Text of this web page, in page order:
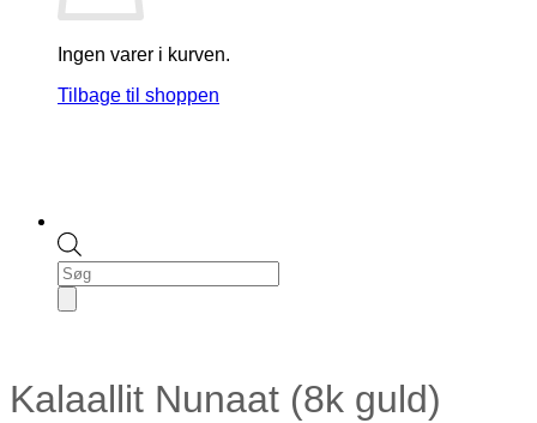
Ingen varer i kurven.
Tilbage til shoppen
Products
search
Kalaallit Nunaat (8k guld)